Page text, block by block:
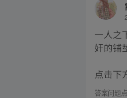
一人之
奸的铺
点击下
答案问题